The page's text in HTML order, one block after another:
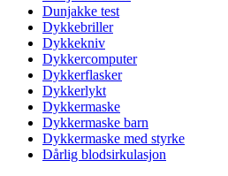
Dunjakke test
Dykkebriller
Dykkekniv
Dykkercomputer
Dykkerflasker
Dykkerlykt
Dykkermaske
Dykkermaske barn
Dykkermaske med styrke
Dårlig blodsirkulasjon